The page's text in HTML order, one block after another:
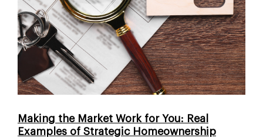
Making the Market Work for You: Real
Examples of Strategic Homeownership